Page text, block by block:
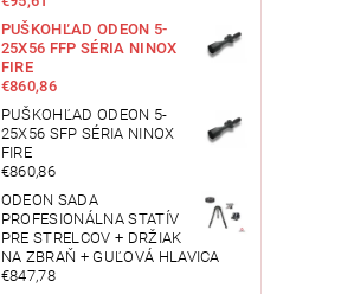
PUŠKOHĽAD ODEON 5-
25X56 FFP SÉRIA NINOX
FIRE
€860,86
PUŠKOHĽAD ODEON 5-
25X56 SFP SÉRIA NINOX
FIRE
€860,86
ODEON SADA
PROFESIONÁLNA STATÍV
PRE STRELCOV + DRŽIAK
NA ZBRAŇ + GUĽOVÁ HLAVICA
€847,78